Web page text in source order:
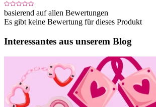
basierend auf allen Bewertungen
Es gibt keine Bewertung für dieses Produkt
Interessantes aus unserem Blog